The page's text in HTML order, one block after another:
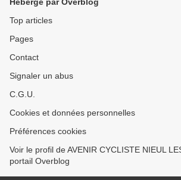
Top articles
Pages
Contact
Signaler un abus
C.G.U.
Cookies et données personnelles
Préférences cookies
Voir le profil de AVENIR CYCLISTE NIEUL
portail Overblog